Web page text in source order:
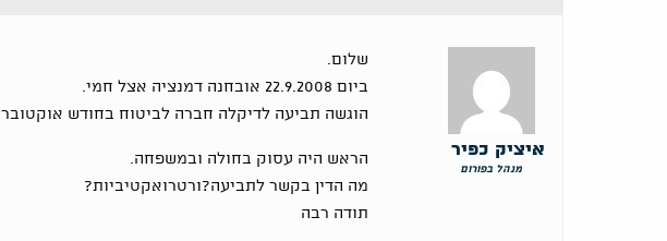
איציק כפיר
מנהל בפורום
שלום.
ביום 22.9.2008 אובחנה דמנציה אצל חמי.
הוגשה תביעה לדיקלה חברה לביטוח בחודש אוקטובר 2012.
הראש היה עסוק בחולה ובמשפחה.
מה הדין בקשר לתביעה?ורטרואקטיביות?
תודה רבה